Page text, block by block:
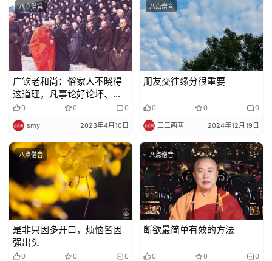
八点僧音
广钦老和尚：俗家人不晓得
这道理，凡事论好论坏、分
是非……
0 0 0
smy 2023年4月10日
八点僧音
朋友交往缘分很重要
0 0 0
三三两两 2024年12月19日
八点僧音
是非只因多开口，烦恼皆因
强出头
0 0 0
八点僧音
断欲最简单有效的方法
0 0 0